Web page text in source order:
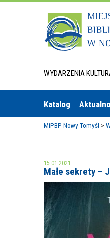
WYDARZENIA
Katalog
MiPBP Nowy Tomyśl >
15.01.2021
Małe sekrety –